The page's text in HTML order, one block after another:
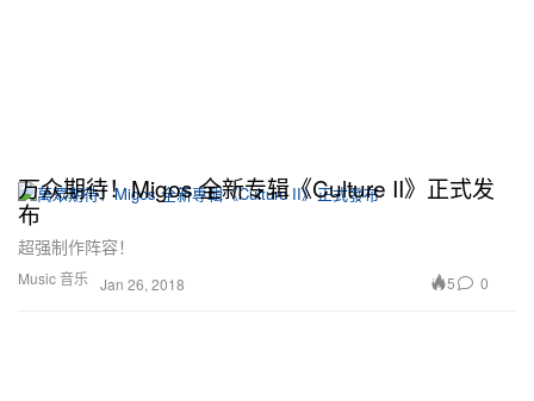
Music 音乐
万众期待！Migos 全新专辑《Culture II》正式发
布
超强制作阵容！
Jan 26, 2018 5 0